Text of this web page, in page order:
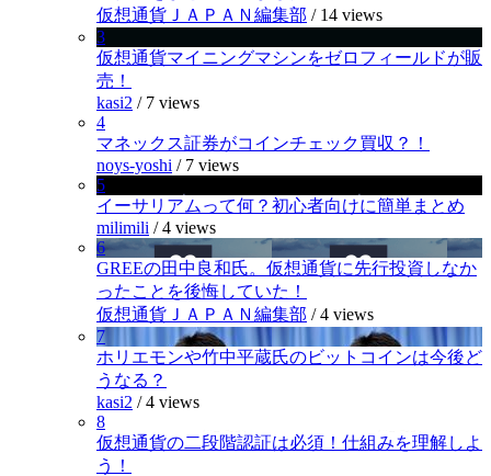
仮想通貨ＪＡＰＡＮ編集部 / 14 views
3
仮想通貨マイニングマシンをゼロフィールドが販
売！
kasi2 / 7 views
4
マネックス証券がコインチェック買収？！
noys-yoshi / 7 views
5
イーサリアムって何？初心者向けに簡単まとめ
milimili /4 views
6
GREEの田中良和氏。仮想通貨に先行投資しなか
ったことを後悔していた！
仮想通貨ＪＡＰＡＮ編集部 /4 views
7
ホリエモンや竹中平蔵氏のビットコインは今後ど
うなる？
kasi2 /4 views
8
仮想通貨の二段階認証は必須！仕組みを理解しよ
う！